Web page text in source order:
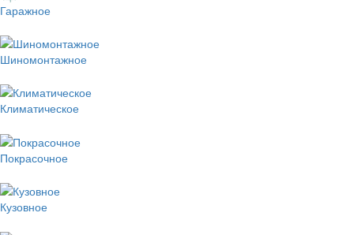
Гаражное
Шиномонтажное
Климатическое
Покрасочное
Кузовное